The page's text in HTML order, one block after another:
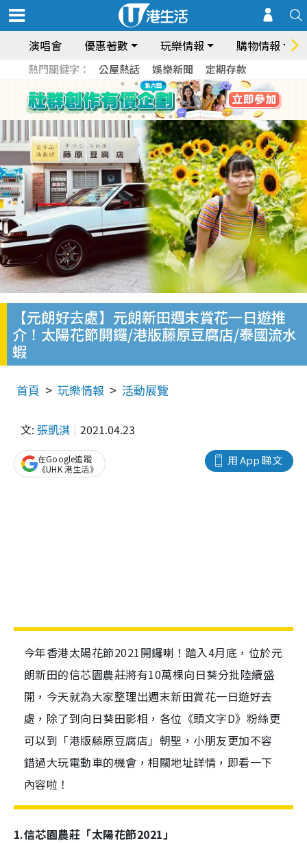
演唱會 優惠著數 玩樂情報 購物情報
熱門關鍵字： 公屋熱話 娛樂新聞 定期存款
【元朗好去處】元朗新田週末賞花一日遊推
介！太陽花節開鑼/港版藤原豆腐店/泰國流水
蝦
首頁 玩樂情報 活動展覽
文: 張凱淇 2021.04.23
用 App 睇文
在Google追蹤
《UHK 港生活》
今年香港太陽花節2021開鑼喇！踏入4月底，位於元
朗新田的信芯園農莊將有10萬棵向日葵分批陸續盛
開，今天就為大家整理出週末新田賞花一日遊好去
處，除了到向日葵田影相，各位《頭文字D》粉絲更
可以到「港版藤原豆腐店」朝聖，小朋友更加不容
錯過大玩電動車的機會，相關地址詳情，即看一下
內容啦！
1.信芯園農莊「太陽花節2021」